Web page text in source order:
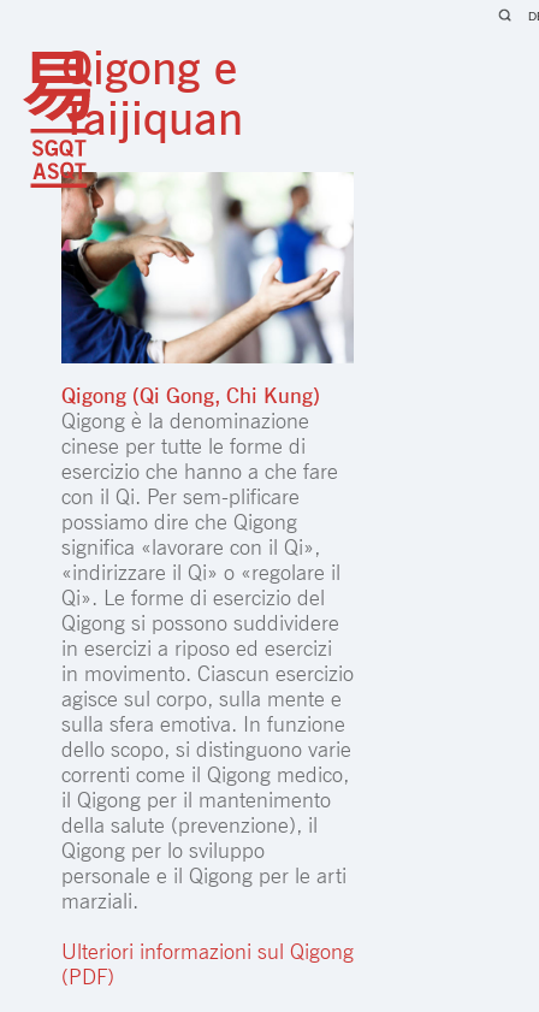
Qigong e
Taijiquan
Qigong (Qi Gong, Chi Kung)
Qigong è la denominazione
cinese per tutte le forme di
esercizio che hanno a che fare
con il Qi. Per sem-plificare
possiamo dire che Qigong
significa «lavorare con il Qi»,
«indirizzare il Qi» o «regolare il
Qi». Le forme di esercizio del
Qigong si possono suddividere
in esercizi a riposo ed esercizi
in movimento. Ciascun esercizio
agisce sul corpo, sulla mente e
sulla sfera emotiva. In funzione
dello scopo, si distinguono varie
correnti come il Qigong medico,
il Qigong per il mantenimento
della salute (prevenzione), il
Qigong per lo sviluppo
personale e il Qigong per le arti
marziali.
Ulteriori informazioni sul Qigong
(PDF)